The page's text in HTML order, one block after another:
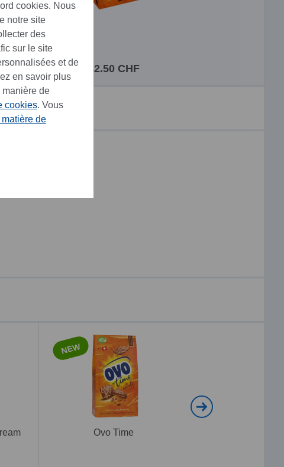
g
42.50 CHF
NEW
Ovo Time
cookies. Nous
notre site
des
sur le site
et de
en savoir plus
de
cookies. Vous
de